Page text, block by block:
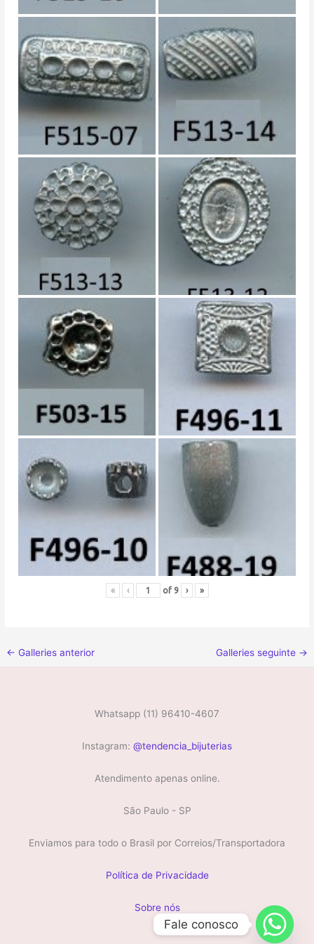
« ‹ of 9 › »
← Galleries anterior Galleries seguinte →
Whatsapp (11) 96410-4607
Instagram: @tendencia_bijuterias
Atendimento apenas online.
São Paulo - SP
Enviamos para todo o Brasil por Correios/Transportadora
Política de Privacidade
Sobre nós
Fale conosco